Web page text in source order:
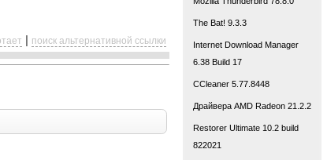
поиск альтернативной ссылки
The Bat! 9.3.3
Internet Download Manager
6.38 Build 17
CCleaner 5.77.8448
Драйвера AMD Radeon 21.2.2
Restorer Ultimate 10.2 build
822021